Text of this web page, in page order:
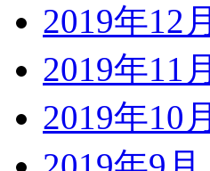
2019年12月
2019年11月
2019年10月